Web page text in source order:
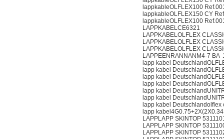
lappkableOLFLEX100
lappkableOLFLEX150 CY
lappkableOLFLEX100
LAPPKABELCE6321
LAPPKABELOLFLEX
LAPPKABELOLFLEX
LAPPKABELOLFLEX
LAPPEENRANNANM4-7 BA
lapp kabel
lapp kabel
lapp kabel
lapp kabel
lapp kabel
lapp kabel
lapp kabel
lapp
LAPPLAPP SKINTOP
LAPPLAPP SKINTOP
LAPPLAPP SKINTOP